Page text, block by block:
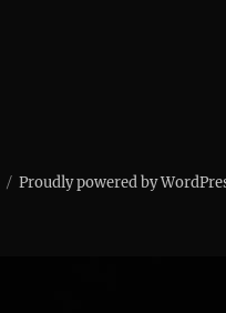
Proudly powered by